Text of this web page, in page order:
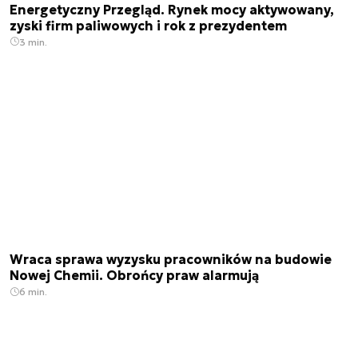
Energetyczny Przegląd. Rynek mocy aktywowany,
zyski firm paliwowych i rok z prezydentem
3 min.
Wraca sprawa wyzysku pracowników na budowie
Nowej Chemii. Obrońcy praw alarmują
6 min.